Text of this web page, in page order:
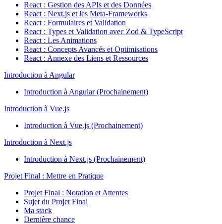
React : Gestion des APIs et des Données
React : Next.js et les Meta-Frameworks
React : Formulaires et Validation
React : Types et Validation avec Zod & TypeScript
React : Les Animations
React : Concepts Avancés et Optimisations
React : Annexe des Liens et Ressources
Introduction à Angular
Introduction à Angular (Prochainement)
Introduction à Vue.js
Introduction à Vue.js (Prochainement)
Introduction à Next.js
Introduction à Next.js (Prochainement)
Projet Final : Mettre en Pratique
Projet Final : Notation et Attentes
Sujet du Projet Final
Ma stack
Dernière chance